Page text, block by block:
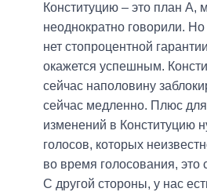
Конституцию – это план А,
неоднократно говорили. Но
нет стопроцентной
окажется успешным.
сейчас наполовину
сейчас медленно. Плюс
изменений в Конституцию
голосов, которых
во время голосования, это
С другой стороны, у нас